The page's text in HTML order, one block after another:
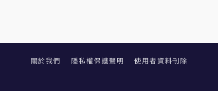
關於我們 隱私權保護聲明 使用者資料刪除